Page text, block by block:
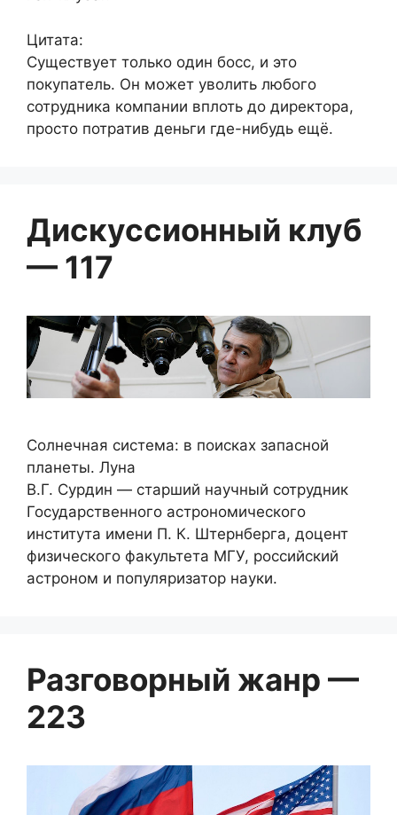
Цитата:
Существует только один босс, и это
покупатель. Он может уволить любого
сотрудника компании вплоть до директора,
просто потратив деньги где-нибудь ещё.
Дискуссионный клуб
— 117
Солнечная система: в поисках запасной
планеты. Луна
В.Г. Сурдин — старший научный сотрудник
Государственного астрономического
института имени П. К. Штернберга, доцент
физического факультета МГУ, российский
астроном и популяризатор науки.
Разговорный жанр —
223